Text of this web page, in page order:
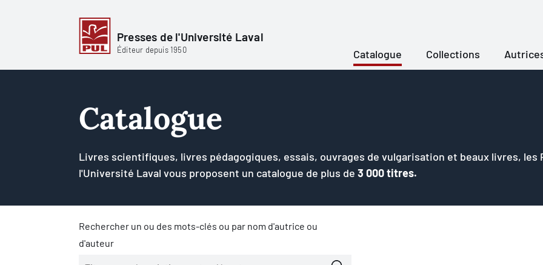
Presses de l'Université Laval
Éditeur depuis 1950 Catalogue Collections
Catalogue
Livres scientifiques, livres pédagogiques, essais, ouvrages de vulgarisation et beaux livres, les
l'Université Laval vous proposent un catalogue de plus de 3 000 titres.
Rechercher un ou des mots-clés ou par nom d'autrice ou
d'auteur